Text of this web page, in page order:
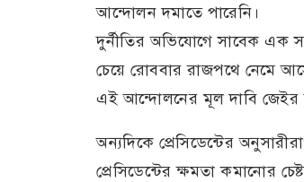
আন্দোলন দমাতে পারেনি।
দুর্নীতির অভিযোগে সাবেক এক
চেয়ে রোববার রাজপথে নেমে
এই আন্দোলনের মূল দাবি জেইর
অন্যদিকে প্রেসিডেন্টের
প্রেসিডেন্টের ক্ষমতা কমানোর